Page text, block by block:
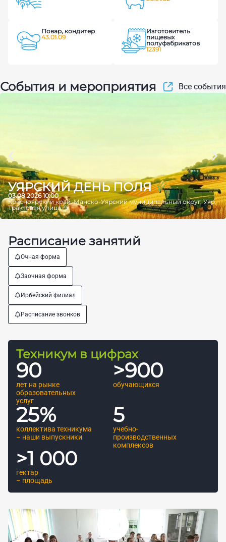
Повар, кондитер
43.01.09
Изготовитель
пищевых
полуфабрикатов
12391
События и мероприятия Все события
УЯРСКИЙ ДЕНЬ ПОЛЯ
03.08.2026 10:00
Красноярский край, Манско-Уярский муниципальный округ, Уяр,
Трактовая улица, 9
Расписание занятий
Очная форма
Заочная форма
Ирбейский филиал
Расписание звонков
Техникум в цифрах
лет на рынке
образовательных
услуг
90
обучающихся
>900
коллектива техникума
– наши выпускники
25%
учебно-
производственных
комплексов
5
гектар
– площадь
>1 000